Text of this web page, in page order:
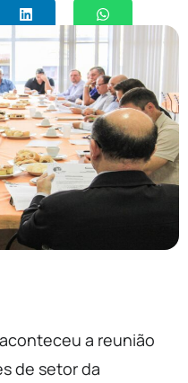
a reunião
de setor da